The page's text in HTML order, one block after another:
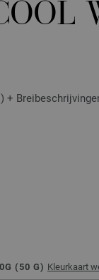
+
( 50 G) Kleurkaart